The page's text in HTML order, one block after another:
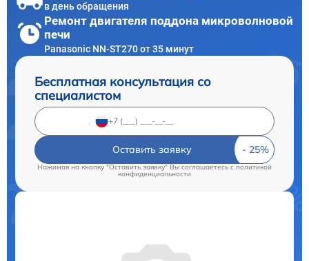
в день обращения
Ремонт двигателя поддона микроволновой
печи
Panasonic NN-ST270 от 35 минут
Бесплатная консультация со
специалистом
Оставить заявку
Нажимая на кнопку "Оставить заявку" Вы соглашаетесь cполитикой
конфиденциальности